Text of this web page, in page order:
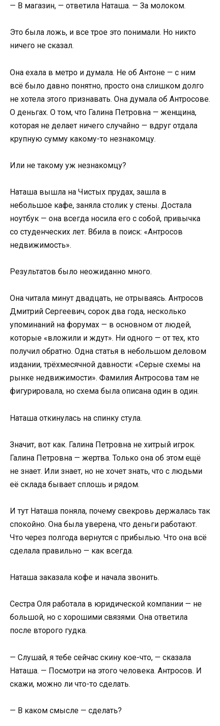
— В магазин, — ответила Наташа. — За молоком.
Это была ложь, и все трое это понимали. Но никто
ничего не сказал.
Она ехала в метро и думала. Не об Антоне — с ним
всё было давно понятно, просто она слишком долго
не хотела этого признавать. Она думала об Антросове.
О деньгах. О том, что Галина Петровна — женщина,
которая не делает ничего случайно — вдруг отдала
крупную сумму какому-то незнакомцу.
Или не такому уж незнакомцу?
Наташа вышла на Чистых прудах, зашла в
небольшое кафе, заняла столик у стены. Достала
ноутбук — она всегда носила его с собой, привычка
со студенческих лет. Вбила в поиск: «Антросов
недвижимость».
Результатов было неожиданно много.
Она читала минут двадцать, не отрываясь. Антросов
Дмитрий Сергеевич, сорок два года, несколько
упоминаний на форумах — в основном от людей,
которые «вложили и ждут». Ни одного — от тех, кто
получил обратно. Одна статья в небольшом деловом
издании, трёхмесячной давности: «Серые схемы на
рынке недвижимости». Фамилия Антросова там не
фигурировала, но схема была описана один в один.
Наташа откинулась на спинку стула.
Значит, вот как. Галина Петровна не хитрый игрок.
Галина Петровна — жертва. Только она об этом ещё
не знает. Или знает, но не хочет знать, что с людьми
её склада бывает сплошь и рядом.
И тут Наташа поняла, почему свекровь держалась так
спокойно. Она была уверена, что деньги работают.
Что через полгода вернутся с прибылью. Что она всё
сделала правильно — как всегда.
Наташа заказала кофе и начала звонить.
Сестра Оля работала в юридической компании — не
большой, но с хорошими связями. Она ответила
после второго гудка.
— Слушай, я тебе сейчас скину кое-что, — сказала
Наташа. — Посмотри на этого человека. Антросов. И
скажи, можно ли что-то сделать.
— В каком смысле — сделать?